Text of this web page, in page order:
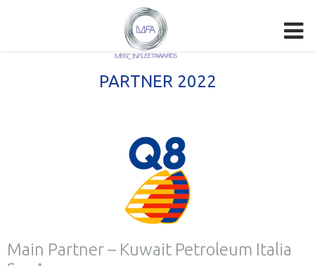
PARTNER 2022
Main Partner – Kuwait Petroleum Italia